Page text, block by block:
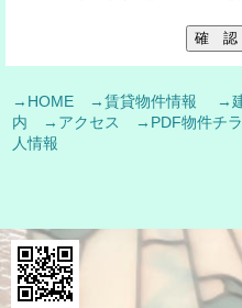
→HOME →賃貸物件情報 →
内
→アクセス →PDF物件チ
人情報